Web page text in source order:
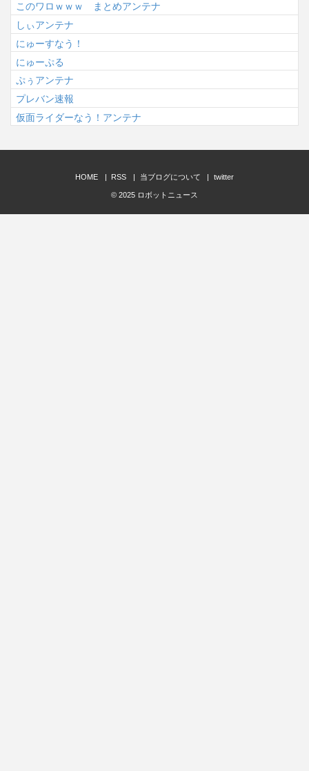
このワロｗｗｗ まとめアンテナ
しぃアンテナ
にゅーすなう！
にゅーぷる
ぷぅアンテナ
プレバン速報
仮面ライダーなう！アンテナ
HOME RSS 当ブログについて twitter
© 2025 ロボットニュース